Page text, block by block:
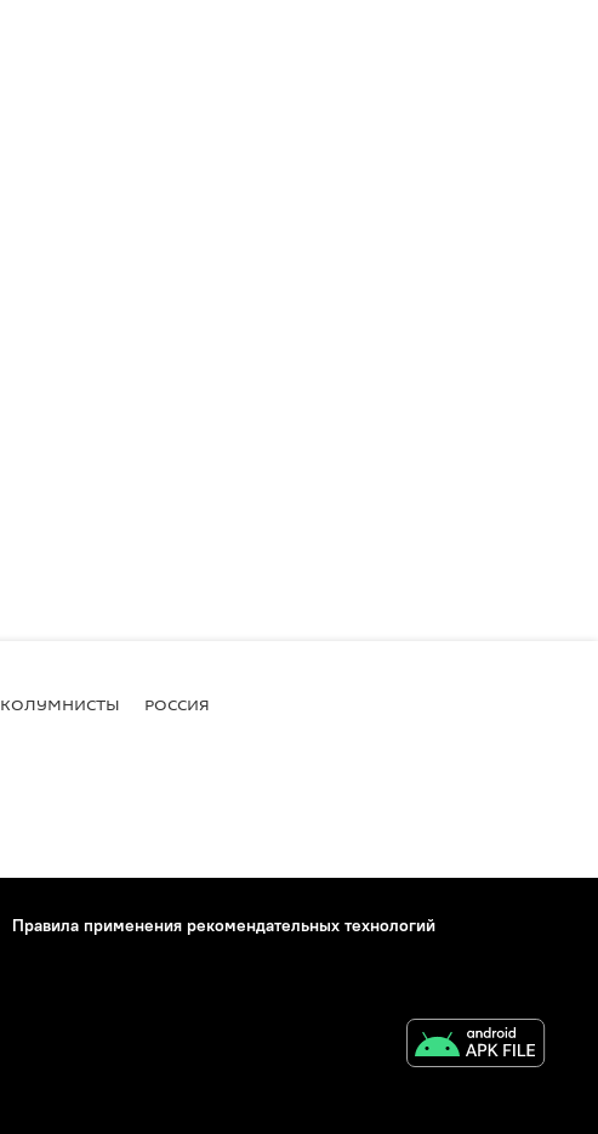
КОЛУМНИСТЫ РОССИЯ
Правила применения рекомендательных технологий